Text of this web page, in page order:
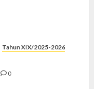
Tahun XIX/2025-2026
0